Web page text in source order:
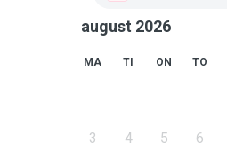
august 2026
MA TI ON TO
3 4 5 6